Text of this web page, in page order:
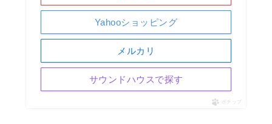
Yahooショッピング
メルカリ
サウンドハウスで探す
ポチップ